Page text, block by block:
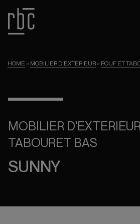
HOME » MOBILIER D'EXTERIEUR » POUF ET
MOBILIER
TABOURET BAS
SUNNY